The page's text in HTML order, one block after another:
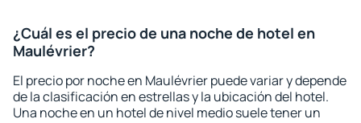
¿Cuál es el precio de una noche de hotel en
Maulévrier?
El precio por noche en Maulévrier puede variar y depende
de la clasificación en estrellas y la ubicación del hotel.
Una noche en un hotel de nivel medio suele tener un